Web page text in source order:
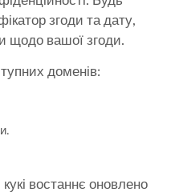
згоди та дату,
щодо вашої згоди.
доменів:
востаннє оновлено